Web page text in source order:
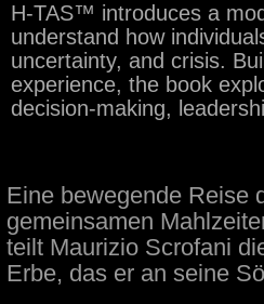
H-TAS™ introduces a
understand how
uncertainty, and crisis.
experience, the book
decision-making,
Eine bewegende Reise
gemeinsamen
teilt Maurizio Scrofani
Erbe, das er an seine